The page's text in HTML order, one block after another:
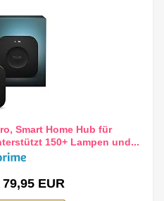
Smart Home Hub für
150+ Lampen und...
79,95 EUR